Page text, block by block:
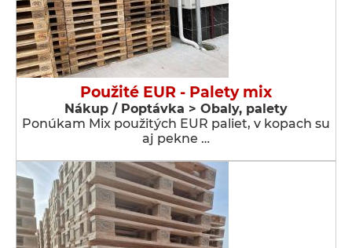
Použité EUR - Palety mix
Nákup / Poptávka > Obaly, palety
Ponúkam Mix použitých EUR paliet, v kopach su
aj pekne …